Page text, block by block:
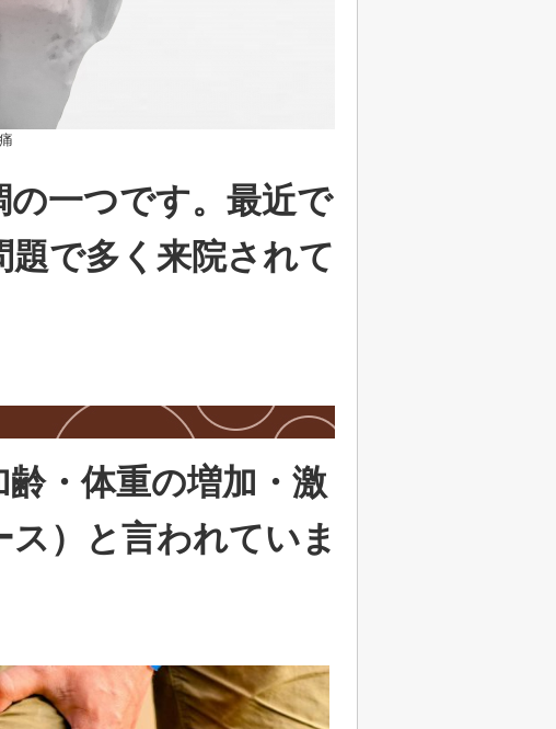
一つです。最近で
で多く来院されて
・体重の増加・激
ス）と言われていま